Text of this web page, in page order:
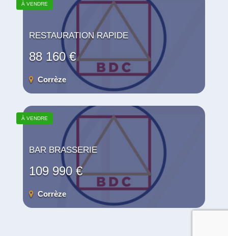
À VENDRE
RESTAURATION RAPIDE
88 160 €
Corrèze
À VENDRE
BAR BRASSERIE
109 990 €
Corrèze